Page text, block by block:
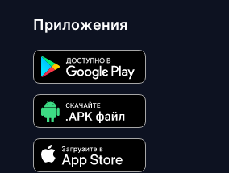
Приложения